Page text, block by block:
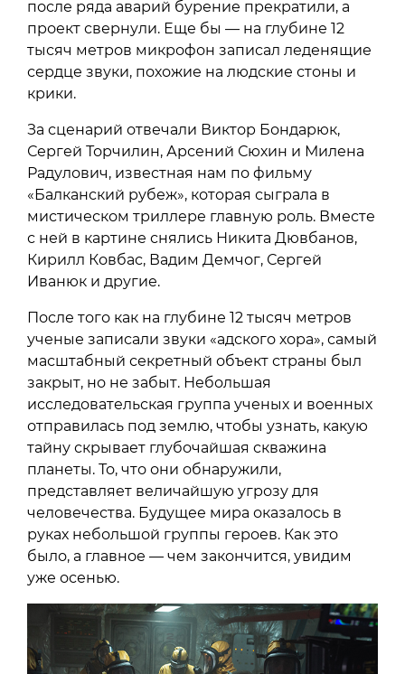
после ряда аварий бурение прекратили, а
проект свернули. Еще бы — на глубине 12
тысяч метров микрофон записал леденящие
сердце звуки, похожие на людские стоны и
крики.
За сценарий отвечали Виктор Бондарюк,
Сергей Торчилин, Арсений Сюхин и Милена
Радулович, известная нам по фильму
«Балканский рубеж», которая сыграла в
мистическом триллере главную роль. Вместе
с ней в картине снялись Никита Дювбанов,
Кирилл Ковбас, Вадим Демчог, Сергей
Иванюк и другие.
После того как на глубине 12 тысяч метров
ученые записали звуки «адского хора», самый
масштабный секретный объект страны был
закрыт, но не забыт. Небольшая
исследовательская группа ученых и военных
отправилась под землю, чтобы узнать, какую
тайну скрывает глубочайшая скважина
планеты. То, что они обнаружили,
представляет величайшую угрозу для
человечества. Будущее мира оказалось в
руках небольшой группы героев. Как это
было, а главное — чем закончится, увидим
уже осенью.